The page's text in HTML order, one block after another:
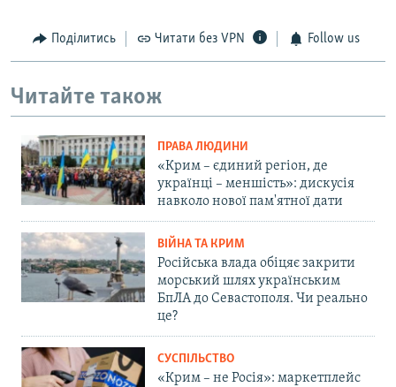
Поділитись Читати без VPN Follow us
Читайте також
ПРАВА ЛЮДИНИ
«Крим – єдиний регіон, де
українці – меншість»: дискусія
навколо нової пам'ятної дати
ВІЙНА ТА КРИМ
Російська влада обіцяє закрити
морський шлях українським
БпЛА до Севастополя. Чи реально
це?
СУСПІЛЬСТВО
«Крим – не Росія»: маркетплейс